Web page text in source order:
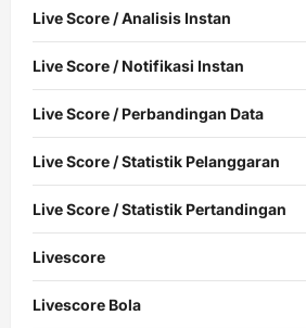
Live Score / Analisis Instan
Live Score / Notifikasi Instan
Live Score / Perbandingan Data
Live Score / Statistik Pelanggaran
Live Score / Statistik Pertandingan
Livescore
Livescore Bola